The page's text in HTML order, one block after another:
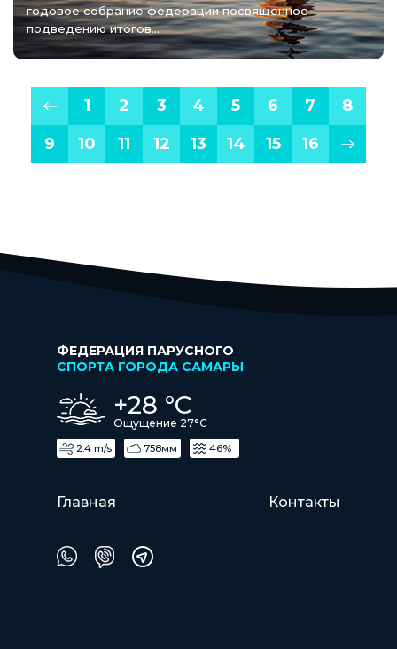
годовое собрание федерации посвященное
подведению итогов...
1 2 3 4 5 6 7
8
9
10 11 12 13 14 15 16
ФЕДЕРАЦИЯ ПАРУСНОГО
СПОРТА ГОРОДА САМАРЫ
+28 °С
Ощущение 27°С
2.4 m/s 758мм 46%
Главная Контакты